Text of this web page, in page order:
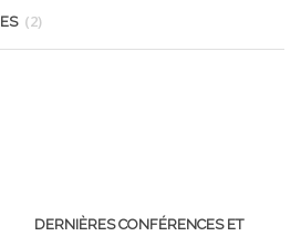
(2)
DERNIÈRES CONFÉRENCES ET